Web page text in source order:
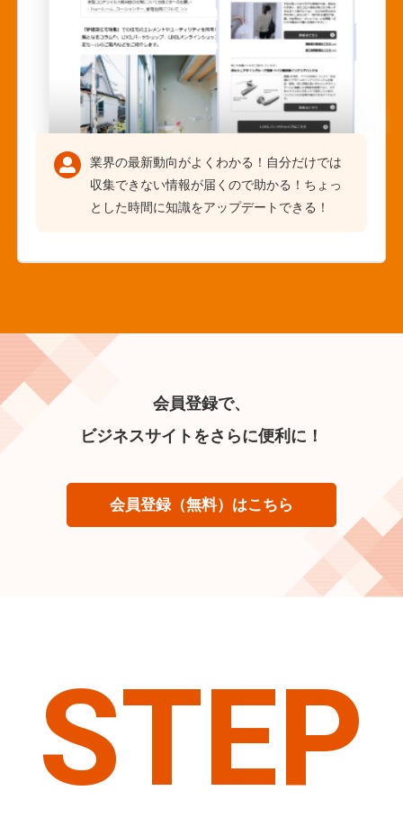
業界の最新動向がよくわかる！自分だけでは
収集できない情報が届くので助かる！ちょっ
とした時間に知識をアップデートできる！
会員登録で、
ビジネスサイトをさらに便利に！
会員登録（無料）はこちら
STEP